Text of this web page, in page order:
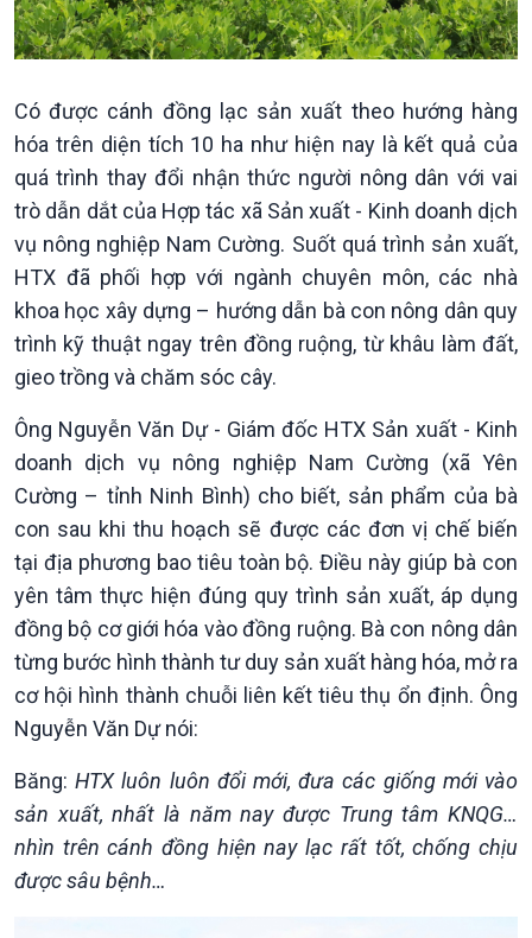
Kinh tế
Tin Kinh tế
Trước giờ mở cửa
Dòng chảy Kinh tế
Sức sống hàng Việt
Khởi nghiệp
Tuyên chiến với gian lận
thương mại
Nông nghiệp & Biển đảo
Tin Nông nghiệp & Biển
đảo
Mùa vàng
Biển đảo Việt Nam
Tâm tình biên giới và hải
đảo
Tìm hiểu biển, đảo Việt
Có được cánh đồng lạc sản xuất theo hướng hàng
hóa trên diện tích 10 ha như hiện nay là kết quả của
quá trình thay đổi nhận thức người nông dân với vai
trò dẫn dắt của Hợp tác xã Sản xuất - Kinh doanh dịch
vụ nông nghiệp Nam Cường. Suốt quá trình sản xuất,
HTX đã phối hợp với ngành chuyên môn, các nhà
khoa học xây dựng – hướng dẫn bà con nông dân quy
trình kỹ thuật ngay trên đồng ruộng, từ khâu làm đất,
gieo trồng và chăm sóc cây.
Ông Nguyễn Văn Dự - Giám đốc HTX Sản xuất - Kinh
doanh dịch vụ nông nghiệp Nam Cường (xã Yên
Cường – tỉnh Ninh Bình) cho biết, sản phẩm của bà
con sau khi thu hoạch sẽ được các đơn vị chế biến
tại địa phương bao tiêu toàn bộ. Điều này giúp bà con
yên tâm thực hiện đúng quy trình sản xuất, áp dụng
đồng bộ cơ giới hóa vào đồng ruộng. Bà con nông dân
từng bước hình thành tư duy sản xuất hàng hóa, mở ra
cơ hội hình thành chuỗi liên kết tiêu thụ ổn định. Ông
Nguyễn Văn Dự nói:
Băng:HTX luôn luôn đổi mới, đưa các giống mới vào
sản xuất, nhất là năm nay được Trung tâm KNQG…
nhìn trên cánh đồng hiện nay lạc rất tốt, chống chịu
được sâu bệnh…